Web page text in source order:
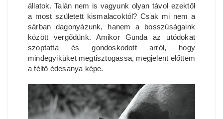
állatok. Talán nem is vagyunk olyan távol ezektől
a most született kismalacoktól? Csak mi nem a
sárban dagonyázunk, hanem a bosszúságaink
között vergődünk. Amikor Gunda az utódokat
szoptatta és gondoskodott arról, hogy
mindegyiküket megtisztogassa, megjelent előttem
a féltő édesanya képe.